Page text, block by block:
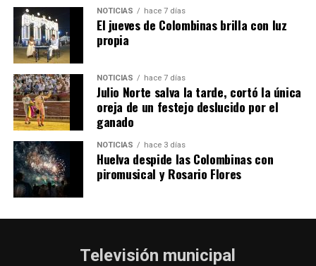
hace 3 días· Huelvatv
NOTICIAS hace 7 días
El jueves de Colombinas brilla con luz
propia
NOTICIAS hace 7 días
Julio Norte salva la tarde, cortó la única
oreja de un festejo deslucido por el
ganado
NOTICIAS hace 3 días
Huelva despide las Colombinas con
piromusical y Rosario Flores
Televisión municipal